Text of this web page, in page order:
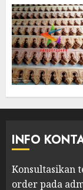
INFO
Konsultasikan
order pada